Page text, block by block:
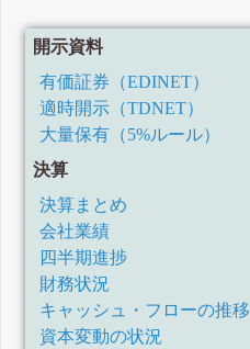
開示資料
有価証券（EDINET）
適時開示（TDNET）
大量保有（5%ルール）
決算
決算まとめ
会社業績
四半期進捗
財務状況
キャッシュ・フローの推移
資本変動の状況